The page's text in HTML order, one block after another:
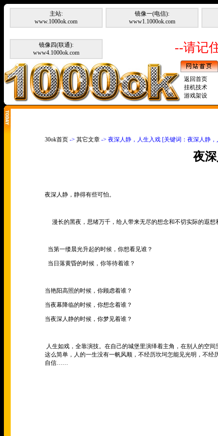
主站:
www.1000ok.com
镜像一(电信):
www1.1000ok.com
镜像四(联通):
www4.1000ok.com
--请记
返回首页
挂机技术
游戏架设
30ok首页 -> 其它文章 -> 夜深人静，人生入戏 [关键词：夜深人静
夜
夜深人静，静得有些可怕。
漫长的黑夜，思绪万千，给人带来无尽的想念和不切实际的遐想
当第一缕晨光升起的时候，你想看见谁？
当日落黄昏的时候，你等待着谁？
当艳阳高照的时候，你顾虑着谁？
当夜幕降临的时候，你想念着谁？
当夜深人静的时候，你梦见着谁？
人生如戏，全靠演技。在自己的城堡里演绎着主角，在别人的空
这么简单，人的一生没有一帆风顺，不经历坎坷怎能见光明，不
自信……­